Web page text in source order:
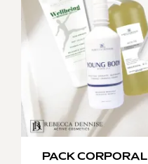
PACK CORPORAL